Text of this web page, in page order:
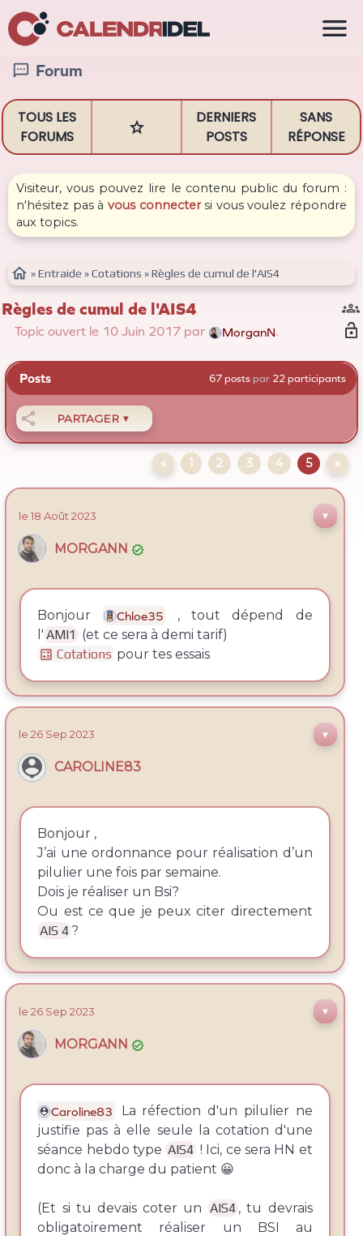
 Forum
TOUS LES
FORUMS

DERNIERS
POSTS
SANS
RÉPONSE
Visiteur, vous pouvez lire le contenu public du forum :
n'hésitez pas à vous connectersi vous voulez répondre
aux topics.
 »Entraide »Cotations »Règles de cumul de l'AIS4
Règles de cumul de l'AIS4
Topic ouvert le 10Juin 2017 par MorganN.

Posts 67 postspar 22 participants
 PARTAGER ▼
« 1 2 3 4 5 »
le 18 Août 2023 ▼
MORGANN 
Bonjour Chloe35
, tout dépend de
l' AMI1 (et ce sera à demi tarif)
 Cotations pour tes essais
le 26 Sep 2023 ▼
CAROLINE83
Bonjour ,
J’ai une ordonnance pour réalisation d’un
pilulier une fois par semaine.
Dois je réaliser un Bsi?
Ou est ce que je peux citer directement
AIS 4?
le 26 Sep 2023 ▼
MORGANN 
Caroline83
La réfection d'un pilulier ne
justifie pas à elle seule la cotation d'une
séance hebdo type AIS4 ! Ici, ce sera HN et
donc à la charge du patient 😀
(Et si tu devais coter un AIS4 , tu devrais
obligatoirement réaliser un BSI au
